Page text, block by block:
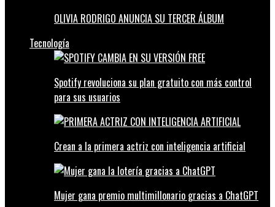
OLIVIA RODRIGO ANUNCIA SU TERCER ÁLBUM
Tecnología
Spotify revoluciona su plan gratuito con más control
para sus usuarios
Crean a la primera actriz con inteligencia artificial
Mujer gana premio multimillonario gracias a ChatGPT